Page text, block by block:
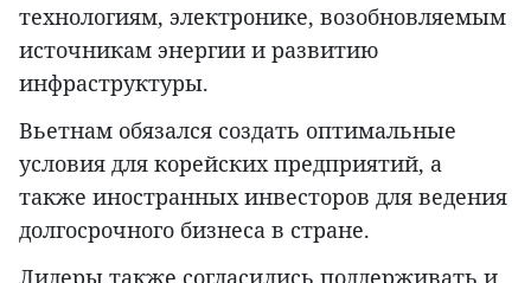
технологиям, электронике, возобновляемым
источникам энергии и развитию
инфраструктуры.
Вьетнам обязался создать оптимальные
условия для корейских предприятий, а
также иностранных инвесторов для ведения
долгосрочного бизнеса в стране.
Лидеры также согласились поддерживать и